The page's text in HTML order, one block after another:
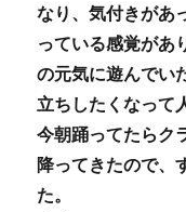
なり、気付きがあ
っている感覚があ
の元気に遊んでい
立ちしたくなって
今朝踊ってたらク
降ってきたので、
た。